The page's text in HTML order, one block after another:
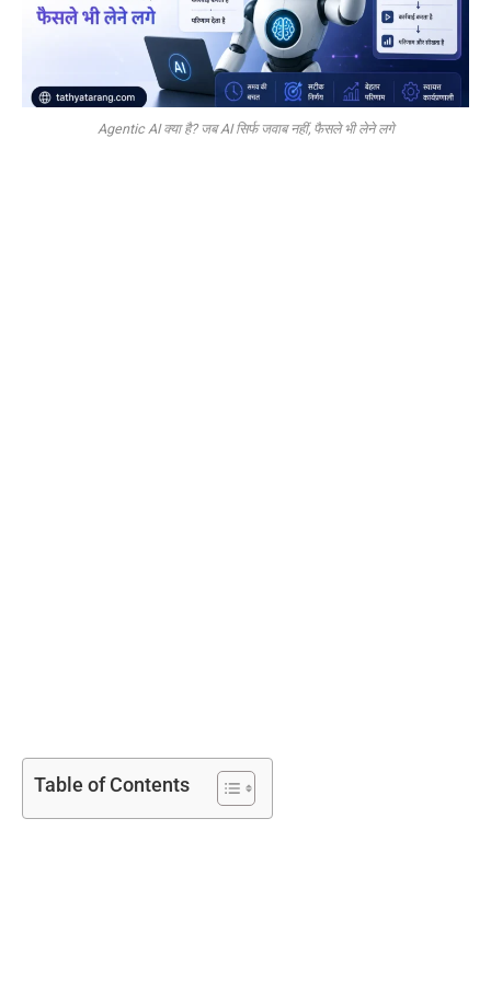
Agentic AI क्या है? जब AI सिर्फ जवाब नहीं, फैसले भी लेने लगे
Table of Contents